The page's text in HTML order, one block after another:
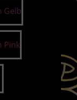
Gelb
Pink